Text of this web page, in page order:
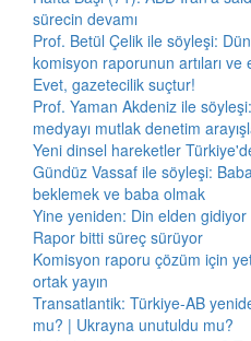
sürecin devamı
Prof. Betül Çelik ile söyleşi:
komisyon raporunun artıları ve
Evet, gazetecilik suçtur!
Prof. Yaman Akdeniz ile
medyayı mutlak denetim
Yeni dinsel hareketler
Gündüz Vassaf ile söyleşi:
beklemek ve baba olmak
Yine yeniden: Din elden gidiyor
Rapor bitti süreç sürüyor
Komisyon raporu çözüm için
ortak yayın
Transatlantik: Türkiye-AB
mu? | Ukrayna unutuldu mu?